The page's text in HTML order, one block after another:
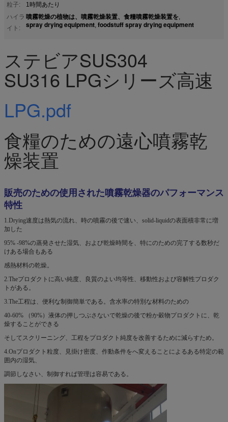
粒子:
1時間あたり
ハイラ
イト:
噴霧乾燥の植物は、噴霧乾燥装置、食糧噴霧乾燥装置を,
spray drying equipment, foodstuff spray drying equipment
ステビアSUS304
SU316 LPGシリーズ高速
LPG.pdf
食糧のための遠心噴霧乾
燥装置
販売のための使用された噴霧乾燥器のパフォーマンス
特性
1.Drying速度は熱気の流れ、時の噴霧の後で速い、solid-liquidの表面積非常に増
加した
95% -98%の蒸発させた湿気、および乾燥時間を、特にのための完了する数秒だ
けある場合もある
感熱材料の乾燥。
2.Theプロダクトに高い純度、良質のよい均等性、移動性および容解性プロダク
トがある。
3.The工程は、便利な制御簡単である。含水率の特別な材料のための
40-60% （90%）液体の押しつぶさないで乾燥の後で粉か穀物プロダクトに、乾
燥することができる
そしてスクリーニング、工程をプロダクト純度を改善するために減らすため。
4.Onプロダクト粒度、見掛け密度、作動条件をへ変えることによるある特定の範
囲内の湿気、
調節しなさい、制御すれば管理は容易である。